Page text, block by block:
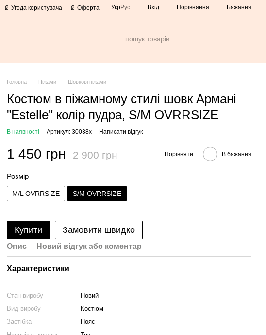
📄 Угода користувача 📄 Оферта УкрРус Вхід Порівняння Бажання
Головна Піжами Шовкові піжами
Костюм в піжамному стилі шовк Армані
"Estelle" колір пудра, S/M OVRRSIZE
В наявності Артикул: 30038х Написати відгук
1 450 грн 2 900 грн Порівняти В бажання
Розмір
M/L OVRRSIZE S/M OVRRSIZE
Купити Замовити швидко
Опис Новий відгук або коментар
Характеристики
Стан виробу
Новий
Вид виробу
Костюм
Застібка
Пояс